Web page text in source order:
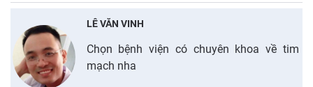
LÊ VĂN VINH
Chọn bệnh viện có chuyên khoa về tim
mạch nha